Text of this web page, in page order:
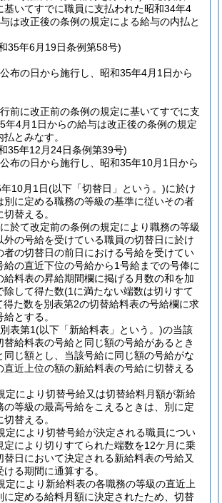
基いてすでに職員に支払われた昭和34年4
は改正後の条例の規定による給与の内払と
35年6月19日条例第58号)
布の日から施行し、昭和35年4月1日から
前に改正前の条例の規定に基いてすでに支
年4月1日からの給与は改正後の条例の規定
とみなす。
35年12月24日条例第39号)
布の日から施行し、昭和35年10月1日から
10月1日(以下「切替日」という。)に於け
別に定める職務の等級の基準に従いその者
替える。
於て改定前の条例の規定により職務の等級
外の号給を受けている職員の切替日に於け
者の切替日の前日における号給を受けてい
給の直近下位の号給から1号給までの号俸に
給料表の昇給期間欄に掲げる月数の和を加
除して得た数(1に満たない端数は切りすて
得た数を別表第2の切替給料表の号給欄に求
とする。
表第1(以下「新給料表」という。)の当該
替給料表の号給と同じ額の号給があるとき
同じ額とし、当該号給に同じ額の号給がな
直近上位の額の新給料表の号給に切替える
定により切替号給又は切替給料月額が新給
の等級の最高号給をこえるときは、別に定
替える。
定により切替号給が決定される職員につい
定により切りすてられた端数を12ケ月に乗
替日において決定される新給料表の号給又
る期間に通算する。
定により新給料表の各職務の等級の直近上
に定める給料月額に決定されたため、切替